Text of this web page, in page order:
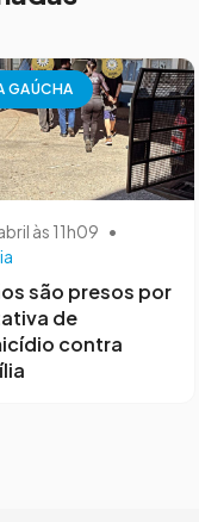
GAÚCHA
às 11h09 •
são presos por
de
contra